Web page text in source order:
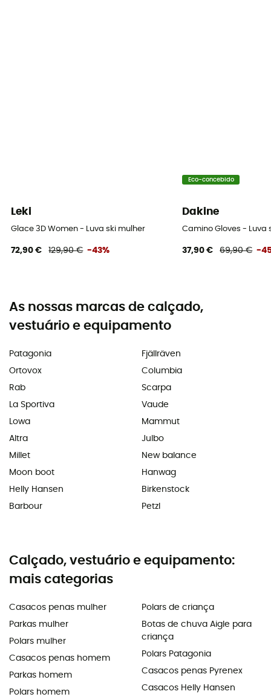
Leki
Glace 3D Women - Luva ski mulher
72,90 € 129,90 € -43%
Eco-concebido
Dakine
Camino Gloves - Luva
37,90 € 69,90 € -
As nossas marcas de calçado,
vestuário e equipamento
Patagonia
Ortovox
Rab
La Sportiva
Lowa
Altra
Millet
Moon boot
Helly Hansen
Barbour
Fjällräven
Columbia
Scarpa
Vaude
Mammut
Julbo
New balance
Hanwag
Birkenstock
Petzl
Calçado, vestuário e equipamento:
mais categorias
Casacos penas mulher
Parkas mulher
Polars mulher
Casacos penas homem
Parkas homem
Polars homem
Polars de criança
Botas de chuva Aigle para
criança
Polars Patagonia
Casacos penas Pyrenex
Casacos Helly Hansen